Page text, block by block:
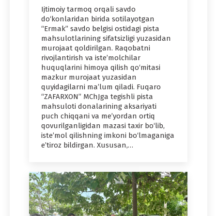
Ijtimoiy tarmoq orqali savdo
do‘konlaridan birida sotilayotgan
“Ermak” savdo belgisi ostidagi pista
mahsulotlarining sifatsizligi yuzasidan
murojaat qoldirilgan. Raqobatni
rivojlantirish va iste’molchilar
huquqlarini himoya qilish qo‘mitasi
mazkur murojaat yuzasidan
quyidagilarni ma’lum qiladi. Fuqaro
“ZAFARXON” MChJga tegishli pista
mahsuloti donalarining aksariyati
puch chiqqani va me’yordan ortiq
qovurilganligidan mazasi taxir bo‘lib,
iste’mol qilishning imkoni bo‘lmaganiga
e’tiroz bildirgan. Xususan,…